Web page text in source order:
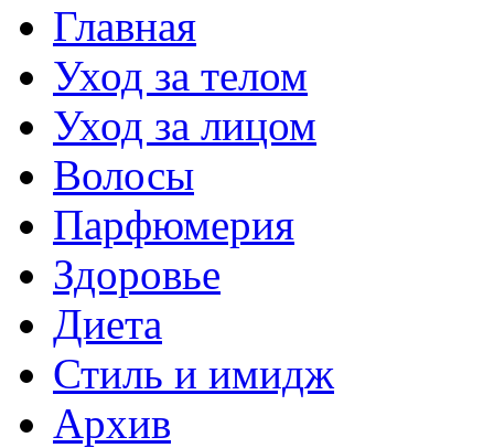
Главная
Уход за телом
Уход за лицом
Волосы
Парфюмерия
Здоровье
Диета
Стиль и имидж
Архив